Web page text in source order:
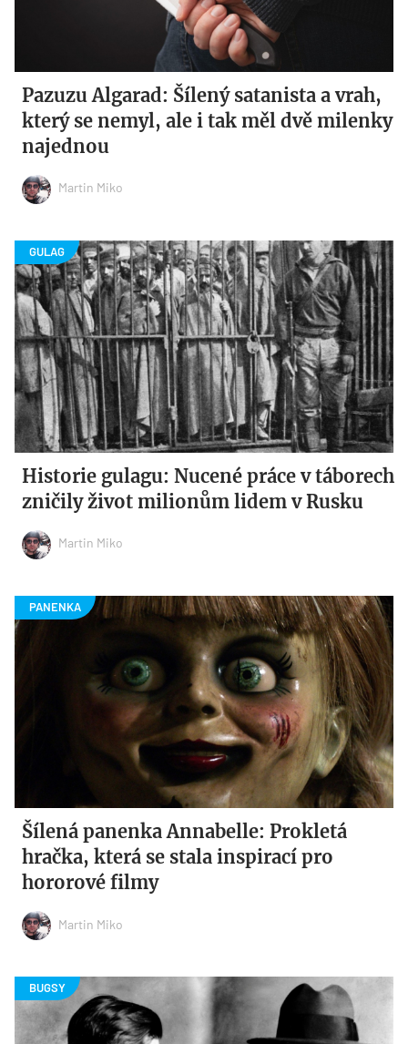
Pazuzu Algarad: Šílený satanista a vrah,
který se nemyl, ale i tak měl dvě milenky
najednou
Martin Miko
Historie gulagu: Nucené práce v táborech
zničily život milionům lidem v Rusku
Martin Miko
Šílená panenka Annabelle: Prokletá
hračka, která se stala inspirací pro
hororové filmy
Martin Miko